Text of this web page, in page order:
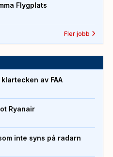
Flygplats
Fler jobb
av FAA
Ryanair
inte syns på radarn